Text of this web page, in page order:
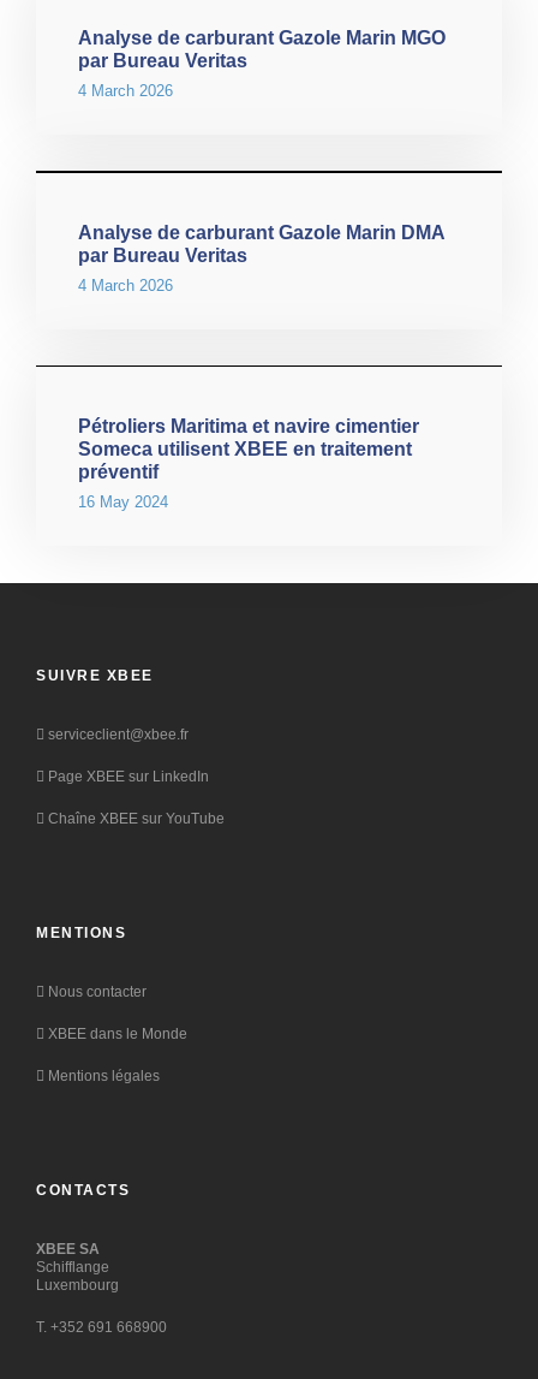
Analyse de carburant Gazole Marin MGO
par Bureau Veritas
4 March 2026
Analyse de carburant Gazole Marin DMA
par Bureau Veritas
4 March 2026
Pétroliers Maritima et navire cimentier
Someca utilisent XBEE en traitement
préventif
16 May 2024
SUIVRE XBEE
serviceclient@xbee.fr
Page XBEE sur LinkedIn
Chaîne XBEE sur YouTube
MENTIONS
Nous contacter
XBEE dans le Monde
Mentions légales
CONTACTS
XBEE SA
Schifflange
Luxembourg
T. +352 691 668900